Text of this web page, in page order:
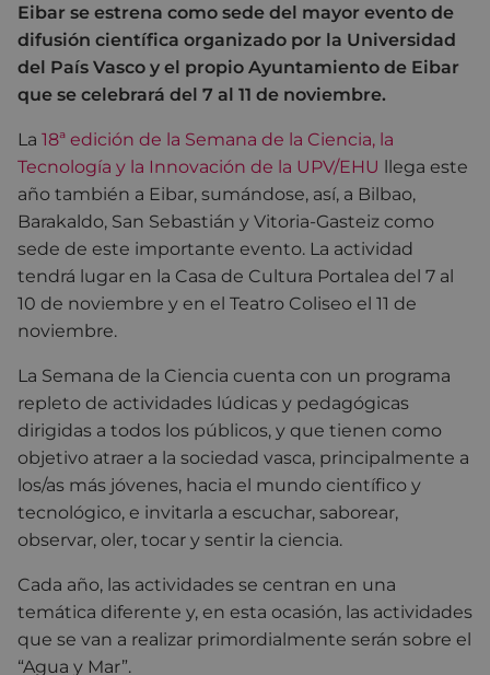
Eibar se estrena como sede del mayor evento de
difusión científica organizado por la Universidad
del País Vasco y el propio Ayuntamiento de Eibar
que se celebrará del 7 al 11 de noviembre.
La 18ª edición de la Semana de la Ciencia, la
Tecnología y la Innovación de la UPV/EHU llega este
año también a Eibar, sumándose, así, a Bilbao,
Barakaldo, San Sebastián y Vitoria-Gasteiz como
sede de este importante evento. La actividad
tendrá lugar en la Casa de Cultura Portalea del 7 al
10 de noviembre y en el Teatro Coliseo el 11 de
noviembre.
La Semana de la Ciencia cuenta con un programa
repleto de actividades lúdicas y pedagógicas
dirigidas a todos los públicos, y que tienen como
objetivo atraer a la sociedad vasca, principalmente a
los/as más jóvenes, hacia el mundo científico y
tecnológico, e invitarla a escuchar, saborear,
observar, oler, tocar y sentir la ciencia.
Cada año, las actividades se centran en una
temática diferente y, en esta ocasión, las actividades
que se van a realizar primordialmente serán sobre el
“Agua y Mar”.